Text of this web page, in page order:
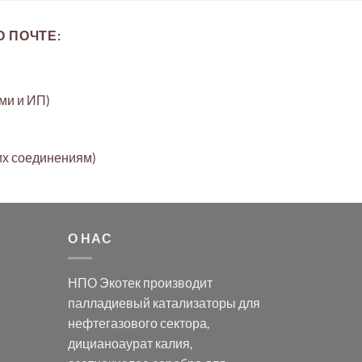
ПОЧТЕ:
и ИП)
соединениям)
О НАС
НПО Экотек производит
палладиевый катализаторы для
нефтегазового сектора,
дицианоаурат калия,